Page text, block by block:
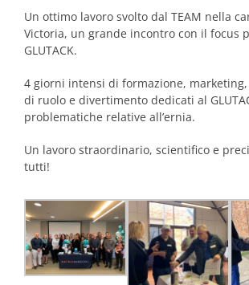
Un ottimo lavoro svolto dal TEAM nella
Victoria, un grande incontro con il focus
GLUTACK.
4 giorni intensi di formazione,
di ruolo e divertimento dedicati al
problematiche relative all’ernia.
Un lavoro straordinario, scientifico e
tutti!